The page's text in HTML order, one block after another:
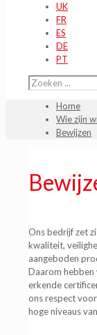
UK
FR
ES
DE
PT
Home
Wie zijn
Bewijzen
Ons bedrijf zet
kwaliteit,
aangeboden
Daarom hebben
erkende
ons respect
hoge niveaus